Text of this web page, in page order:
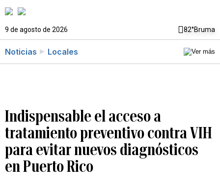
9 de agosto de 2026 82°Bruma
Noticias Locales
Indispensable el acceso a
tratamiento preventivo contra VIH
para evitar nuevos diagnósticos
en Puerto Rico